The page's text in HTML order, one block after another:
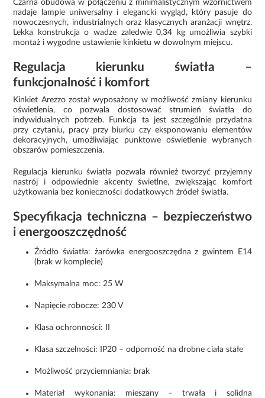
Czarna obudowa w połączeniu z minimalistycznym wzornictwem
nadaje lampie uniwersalny i elegancki wygląd, który pasuje do
nowoczesnych, industrialnych oraz klasycznych aranżacji wnętrz.
Lekka konstrukcja o wadze zaledwie 0,34 kg umożliwia szybki
montaż i wygodne ustawienie kinkietu w dowolnym miejscu.
Regulacja kierunku światła –
funkcjonalność i komfort
Kinkiet Arezzo został wyposażony w możliwość zmiany kierunku
oświetlenia, co pozwala dostosować strumień światła do
indywidualnych potrzeb. Funkcja ta jest szczególnie przydatna
przy czytaniu, pracy przy biurku czy eksponowaniu elementów
dekoracyjnych, umożliwiając punktowe oświetlenie wybranych
obszarów pomieszczenia.
Regulacja kierunku światła pozwala również tworzyć przyjemny
nastrój i odpowiednie akcenty świetlne, zwiększając komfort
użytkowania bez konieczności dodatkowych źródeł światła.
Specyfikacja techniczna – bezpieczeństwo
i energooszczędność
Źródło światła: żarówka energooszczędna z gwintem E14
(brak w komplecie)
Maksymalna moc: 25 W
Napięcie robocze: 230 V
Klasa ochronności: II
Klasa szczelności: IP20 – odporność na drobne ciała stałe
Możliwość przyciemniania: brak
Materiał wykonania: mieszany – trwała i solidna